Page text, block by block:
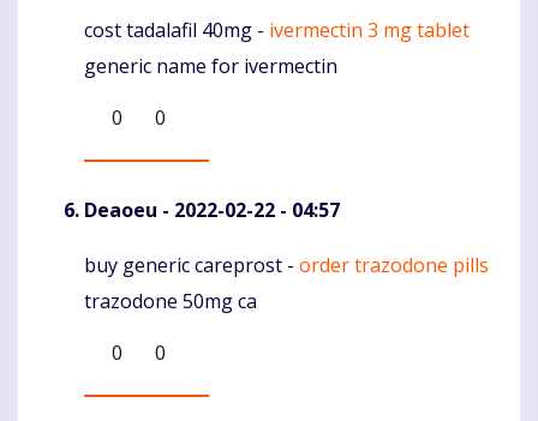
Komentaras
cost tadalafil 40mg - ivermectin 3 mg tablet
generic name for ivermectin
0
0
Deaoeu - 2022-02-22 - 04:57
Komentaras
buy generic careprost - order trazodone pills
trazodone 50mg ca
0
0